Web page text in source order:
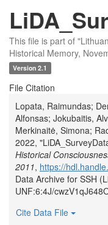
This file is part of
Historical Memory,
Version 2.1
File Citation
Lopata, Raimundas;
Alfonsas; Jokubaitis,
Merkinaitė, Simona;
2022,
Historical
2011, https://
Data Archive for SSH
UNF:6:4J/
Cite Data File